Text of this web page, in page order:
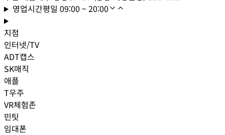
영업시간평일 09:00 ~ 20:00
지점
인터넷/TV
ADT캡스
SK매직
애플
T우주
VR체험존
민팃
임대폰